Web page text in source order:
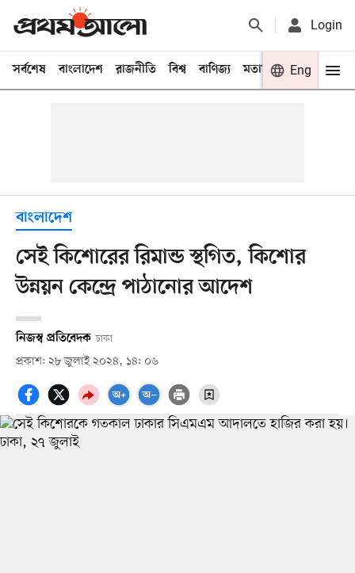
Login
সর্বশেষ বাংলাদেশ রাজনীতি বিশ্ব বাণিজ্য মতামত খেলা
Eng
বাংলাদেশ
সেই কিশোরের রিমান্ড স্থগিত, কিশোর
উন্নয়ন কেন্দ্রে পাঠানোর আদেশ
নিজস্ব প্রতিবেদক ঢাকা
প্রকাশ: ২৮ জুলাই ২০২৪, ১৪: ০৬